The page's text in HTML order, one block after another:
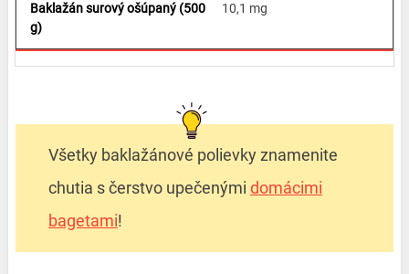
10,1 mg
Všetky baklažánové polievky znamenite
chutia s čerstvo upečenými domácimi
bagetami!